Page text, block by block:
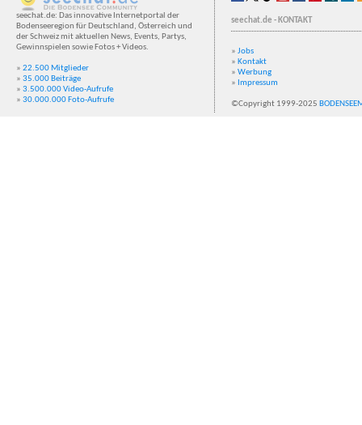
seechat.de: Das innovative Internetportal der
Bodenseeregion für Deutschland, Österreich und
der Schweiz mit aktuellen News, Events, Partys,
Gewinnspielen sowie Fotos + Videos.
» 22.500 Mitglieder
» 35.000 Beiträge
» 3.500.000 Video-Aufrufe
» 30.000.000 Foto-Aufrufe
seechat.de - KONTAKT
» Jobs
» Kontakt
» Werbung
» Impressum
©Copyright 1999-2025